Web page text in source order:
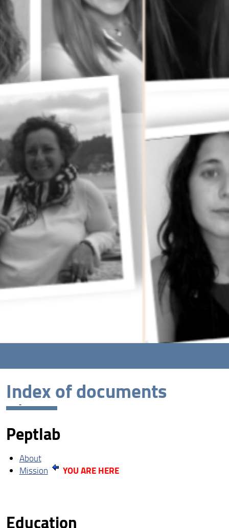
Index of documents
Peptlab
About
Mission
YOU ARE HERE
Education